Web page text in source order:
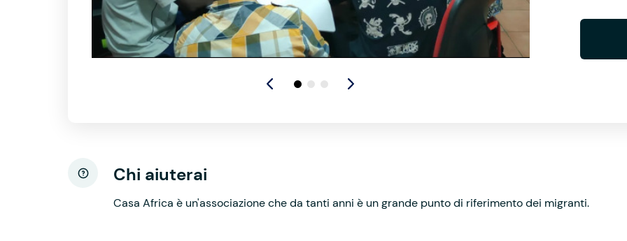
Chi aiuterai
Casa Africa è un'associazione che da tanti anni è un grande punto di riferimento dei migranti.